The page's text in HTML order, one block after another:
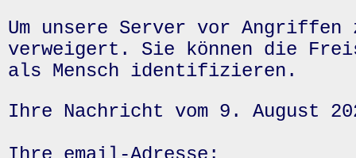
Um unsere Server vor
verweigert. Sie können die
als Mensch identifizieren.
Ihre Nachricht vom 9. August